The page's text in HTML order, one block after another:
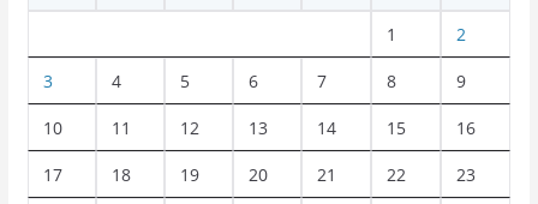
1 2
3 4 5 6 7 8 9
10 11 12 13 14 15 16
17 18 19 20 21 22 23